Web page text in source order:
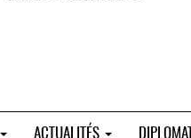
ACTUALITÉS